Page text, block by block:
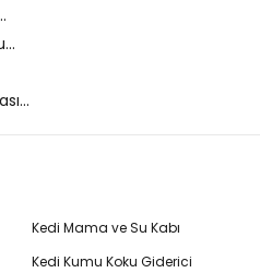
Kedi Mama ve Su Kabı
Kedi Kumu Koku Giderici